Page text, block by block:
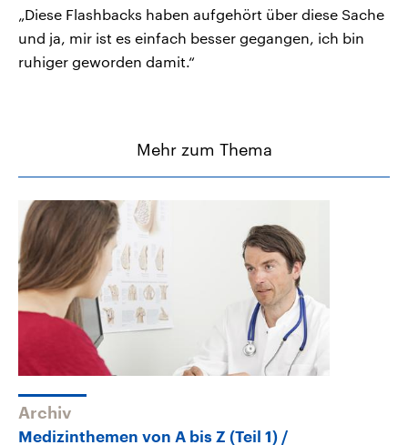
„Diese Flashbacks haben aufgehört über diese Sache
und ja, mir ist es einfach besser gegangen, ich bin
ruhiger geworden damit.“
Mehr zum Thema
Archiv
Medizinthemen von A bis Z (Teil 1)